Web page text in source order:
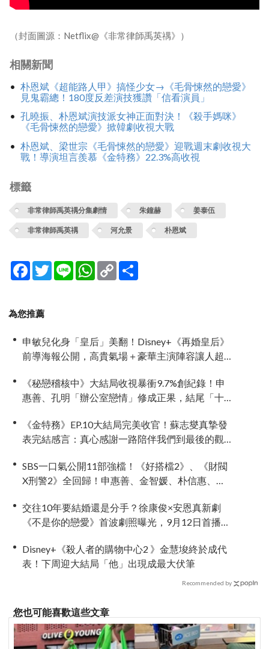
（封面圖源：Netflix@《非常律師禹英禑》）
相關新聞
朴恩斌《超能路人甲》搞怪少女→《毛骨悚然的戀愛》
見鬼霸總！180度反差演技獲讚「信看演員」
孔曉振、朴恩斌演技派女神正面對決！《殺手媽咪》
《毛骨悚然的戀愛》掀韓劇收視大戰
朴恩斌、梁世宗《毛骨悚然的戀愛》迎戰週末劇收視大
戰！導演坦言羨慕《金特務》22.3%高收視
標籤
非常律師禹英禑分集劇情 朱鐘赫 姜泰伍
非常律師禹英禑 河允景 朴恩斌
Facebook
TwitterLine WhatsApp
Copy
Link
為您推薦
申敏兒化身「皇后」美翻！Disney+《再婚皇后》
前導海報公開，高貴氣場＋豪華主演陣容讓人超
《秘戀稽核中》大結局收視暴衝9.7%創紀錄！申
惠善、孔明「辦公室戀情」修成正果，結尾「十
《金特務》EP.10大結局完美收官！蘇志燮真摯發
表完結感言：真心感謝一路陪伴我們到最後的觀
SBS一口氣公開11部強檔！《好搭檔2》、《財閥
X刑警2》全回歸！申惠善、金智媛、朴信惠、金
交往10年要結婚還是分手？徐康俊×安恩真新劇
《不是你的戀愛》首波劇照曝光，9月12日首播引
Disney+《殺人者的購物中心2 》金慧埈終於成代
表！下周迎大結局「他」出現成最大伏筆
Recommended by
您也可能喜歡這些文章